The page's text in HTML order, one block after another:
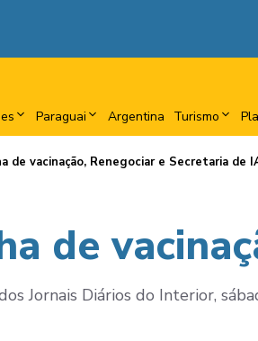
Paraguai Argentina Turismo
de vacinação, Renegociar e Secretaria de
de
Jornais Diários do Interior,